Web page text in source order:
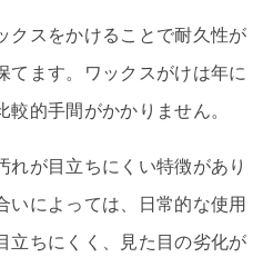
クスをかけることで耐久性が
てます。ワックスがけは年に
的手間がかかりません。
れが目立ちにくい特徴があり
いによっては、日常的な使用
立ちにくく、見た目の劣化が